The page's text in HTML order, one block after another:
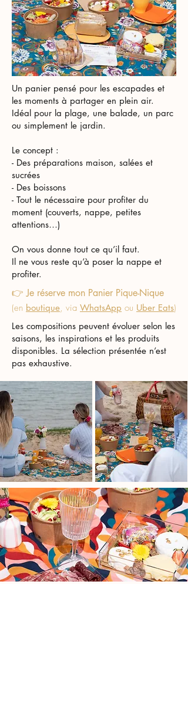
Un panier pensé pour les escapades et
les moments à partager en plein air.
Idéal pour la plage, une balade, un parc
ou simplement le jardin.
Le concept :
- Des préparations maison, salées et
sucrées
- Des boissons
- Tout le nécessaire pour profiter du
moment (couverts, nappe, petites
attentions…)
On vous donne tout ce qu’il faut.
Il ne vous reste qu’à poser la nappe et
profiter.
👉 Je réserve mon Panier Pique-Nique
(en boutique, via WhatsApp ou Uber Eats)
Les compositions peuvent évoluer selon les
saisons, les inspirations et les produits
disponibles. La sélection présentée n’est
pas exhaustive.